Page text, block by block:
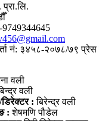
9749344645
नं: ३४५८-२०७८/७९
वली
वली
डिरेक्टर :बिरेन्द्र वली
: शेषमणि पौडेल